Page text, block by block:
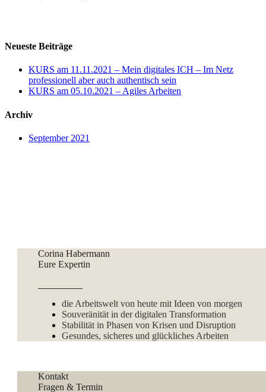
Neueste Beiträge
KURS am 11.11.2021 – Mein digitales ICH – Im Netz
professionell aber auch authentisch sein
KURS am 05.10.2021 – Agiles Arbeiten
Archiv
September 2021
Corina Habermann
Eure Expertin
die Arbeitswelt von heute mit Ideen von morgen
Souveränität in der digitalen Transformation
Stabilität in Phasen von Krisen und Disruption
Gesundes, sicheres und glückliches Arbeiten
Kontakt
Fragen & Termin